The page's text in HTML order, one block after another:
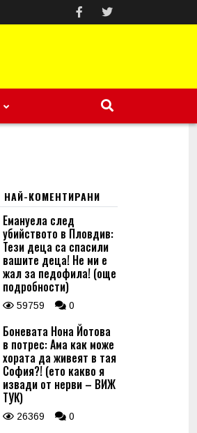
НАЙ-КОМЕНТИРАНИ
Емануела след
убийството в Пловдив:
Тези деца са спасили
вашите деца! Не ми е
жал за педофила! (още
подробности)
59759 0
Боневата Нона Йотова
в потрес: Ама как може
хората да живеят в тая
София?! (ето какво я
извади от нерви – ВИЖ
ТУК)
26369 0